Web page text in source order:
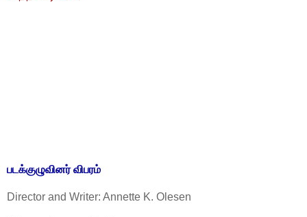
படக்குழுவினர் விபரம்
Director and Writer: Annette K. Olesen